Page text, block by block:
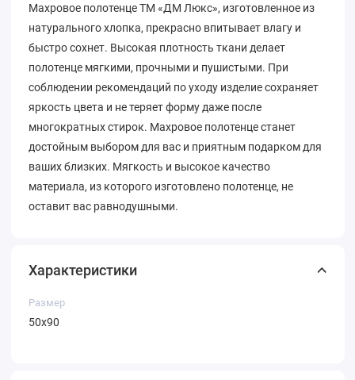
Махровое полотенце ТМ «ДМ Люкс», изготовленное из
натурального хлопка, прекрасно впитывает влагу и
быстро сохнет. Высокая плотность ткани делает
полотенце мягкими, прочными и пушистыми. При
соблюдении рекомендаций по уходу изделие сохраняет
яркость цвета и не теряет форму даже после
многократных стирок. Махровое полотенце станет
достойным выбором для вас и приятным подарком для
ваших близких. Мягкость и высокое качество
материала, из которого изготовлено полотенце, не
оставит вас равнодушными.
Характеристики
Размер
50х90